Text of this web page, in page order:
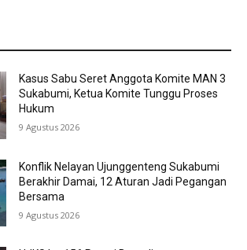
Kasus Sabu Seret Anggota Komite MAN 3
Sukabumi, Ketua Komite Tunggu Proses
Hukum
9 Agustus 2026
Konflik Nelayan Ujunggenteng Sukabumi
Berakhir Damai, 12 Aturan Jadi Pegangan
Bersama
9 Agustus 2026